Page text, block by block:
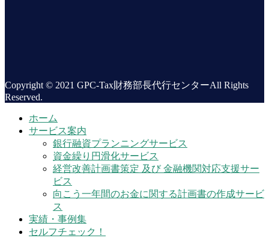
Copyright © 2021 GPC-Tax財務部長代行センターAll Rights
Reserved.
ホーム
サービス案内
銀行融資プランニングサービス
資金繰り円滑化サービス
経営改善計画書策定 及び 金融機関対応支援サー
ビス
向こう一年間のお金に関する計画書の作成サービ
ス
実績・事例集
セルフチェック！